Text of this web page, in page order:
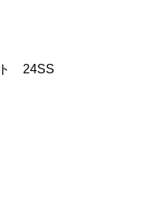
ト 24SS